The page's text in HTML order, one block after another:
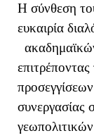
Η σύνθεση
ευκαιρία
συνεργασίας